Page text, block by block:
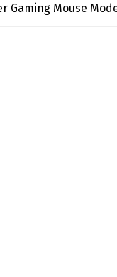
Gaming Mouse